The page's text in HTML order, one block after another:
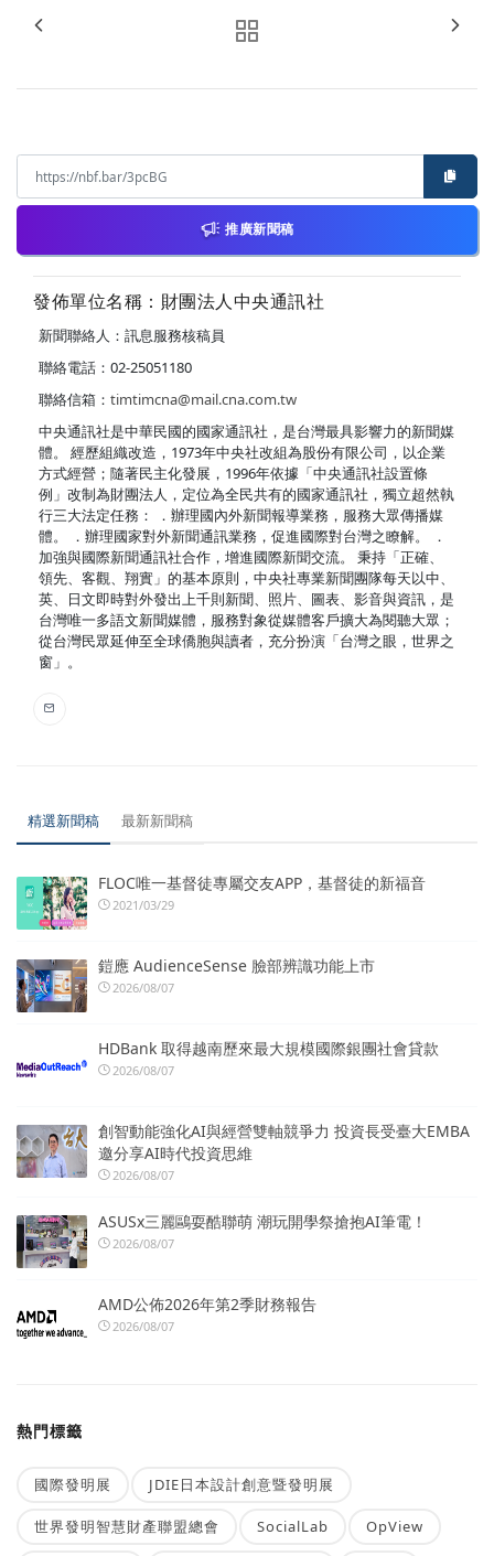
推廣新聞稿
發佈單位名稱：財團法人中央通訊社
新聞聯絡人：訊息服務核稿員
聯絡電話：02-25051180
聯絡信箱： timtimcna@mail.cna.com.tw
中央通訊社是中華民國的國家通訊社，是台灣最具影響力的新聞媒
體。 經歷組織改造，1973年中央社改組為股份有限公司，以企業
方式經營；隨著民主化發展，1996年依據「中央通訊社設置條
例」改制為財團法人，定位為全民共有的國家通訊社，獨立超然執
行三大法定任務： ．辦理國內外新聞報導業務，服務大眾傳播媒
體。 ．辦理國家對外新聞通訊業務，促進國際對台灣之瞭解。 ．
加強與國際新聞通訊社合作，增進國際新聞交流。 秉持「正確、
領先、客觀、翔實」的基本原則，中央社專業新聞團隊每天以中、
英、日文即時對外發出上千則新聞、照片、圖表、影音與資訊，是
台灣唯一多語文新聞媒體，服務對象從媒體客戶擴大為閱聽大眾；
從台灣民眾延伸至全球僑胞與讀者，充分扮演「台灣之眼，世界之
窗」。
精選新聞稿 最新新聞稿
FLOC唯一基督徒專屬交友APP，基督徒的新福音
2021/03/29
鎧應 AudienceSense 臉部辨識功能上市
2026/08/07
HDBank 取得越南歷來最大規模國際銀團社會貸款
2026/08/07
創智動能強化AI與經營雙軸競爭力 投資長受臺大EMBA
邀分享AI時代投資思維
2026/08/07
ASUSx三麗鷗耍酷聯萌 潮玩開學祭搶抱AI筆電！
2026/08/07
AMD公佈2026年第2季財務報告
2026/08/07
熱門標籤
國際發明展 JDIE日本設計創意暨發明展
世界發明智慧財產聯盟總會 SocialLab OpView